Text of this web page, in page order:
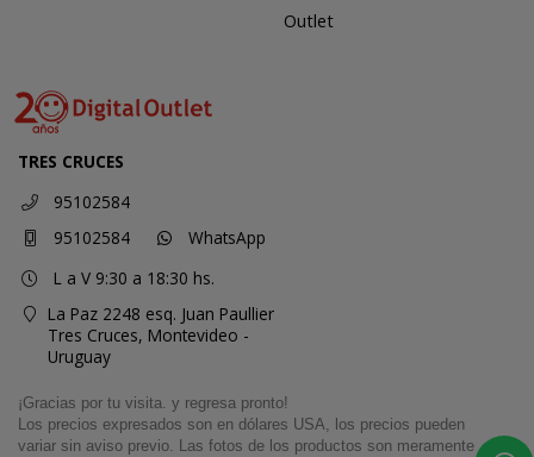
Outlet
TRES CRUCES
95102584
95102584
WhatsApp
L a V 9:30 a 18:30 hs.
La Paz 2248 esq. Juan Paullier
Tres Cruces, Montevideo -
Uruguay
¡Gracias por tu visita. y regresa pronto!
Los precios expresados son en dólares USA, los precios pueden
variar sin aviso previo. Las fotos de los productos son meramente